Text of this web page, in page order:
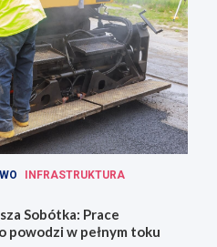
INFRASTRUKTURA
Sobótka: Prace
powodzi w pełnym toku